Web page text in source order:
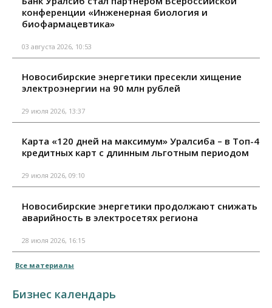
конференции «Инженерная биология и
биофармацевтика»
03 августа 2026, 10:53
Новосибирские энергетики пресекли хищение
электроэнергии на 90 млн рублей
29 июля 2026, 13:37
Карта «120 дней на максимум» Уралсиба – в Топ-4
кредитных карт с длинным льготным периодом
29 июля 2026, 09:10
Новосибирские энергетики продолжают снижать
аварийность в электросетях региона
28 июля 2026, 16:15
Все материалы
Бизнес календарь